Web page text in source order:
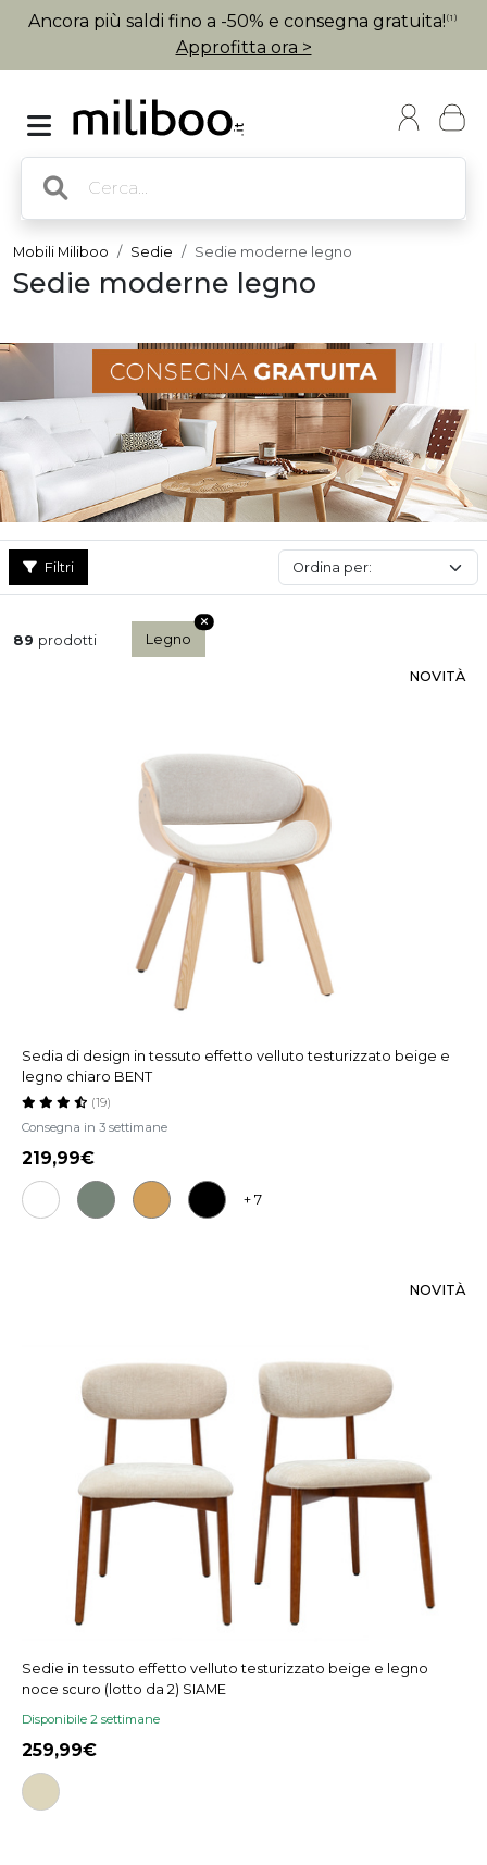
Ancora più saldi fino a -50% e consegna gratuita! (1)
Approfitta ora >
Mobili Miliboo Sedie Sedie moderne legno
Sedie moderne legno
Filtri
89 prodotti Legno
NOVITÀ
Sedia di design in tessuto effetto velluto testurizzato beige e
legno chiaro BENT
Consegna in 3 settimane
(19)
219,99
+ 7
NOVITÀ
Sedie in tessuto effetto velluto testurizzato beige e legno
noce scuro (lotto da 2) SIAME
Disponibile 2 settimane
259,99